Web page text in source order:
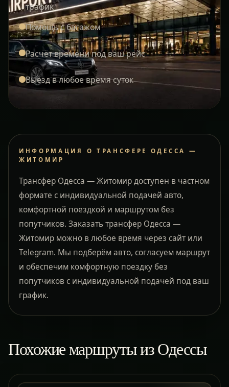
трафик
Помощь с багажом
Расчёт времени под ваш рейс
Выезд в любое время суток
ИНФОРМАЦИЯ О ТРАНСФЕРЕ ОДЕССА —
ЖИТОМИР
Трансфер Одесса — Житомир доступен в частном
формате с индивидуальной подачей авто,
комфортной поездкой и маршрутом без
попутчиков. Заказать трансфер Одесса —
Житомир можно в любое время через сайт или
Telegram. Мы подберём авто, согласуем маршрут
и обеспечим комфортную поездку без
попутчиков с индивидуальной подачей под ваш
график.
Похожие маршруты из Одессы